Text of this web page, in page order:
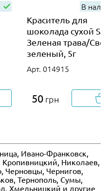
В
Краситель для
шоколада сухой
Зеленая трава/
зеленый, 5г
Арт. 014915
50 грн
Ивано-Франковск,
Николаев,
Черновцы, Чернигов,
Тернополь, Сумы,
Хмельницкий и другие